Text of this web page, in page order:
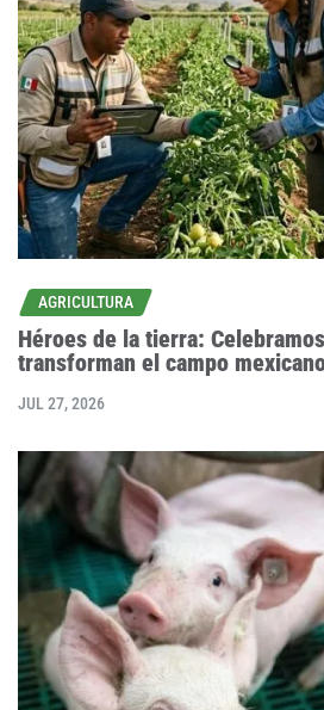
AGRICULTURA
Héroes de la tierra:
transforman el campo
JUL 27, 2026